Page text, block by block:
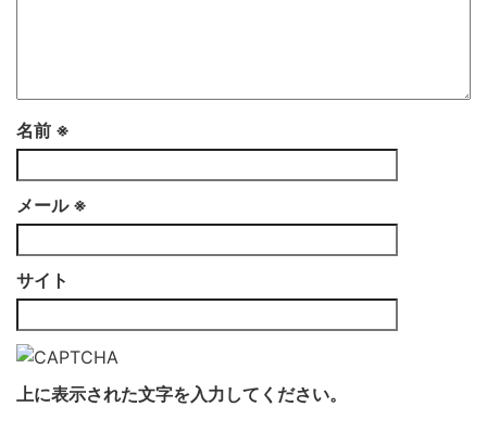
名前 ※
メール ※
サイト
上に表示された文字を入力してください。